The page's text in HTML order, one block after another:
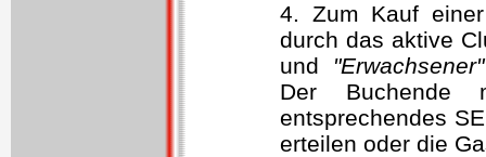
4. Zum Kauf
durch das aktive
und "Erwachsener"
Der Buchende
entsprechendes
erteilen oder die